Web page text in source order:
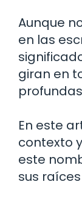
Aunque
en las
giran en
En este
contexto
este
sus